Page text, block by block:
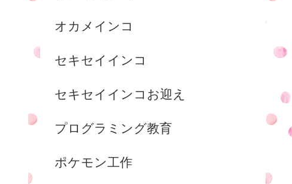
オカメインコ
セキセイインコ
セキセイインコお迎え
プログラミング教育
ポケモン工作